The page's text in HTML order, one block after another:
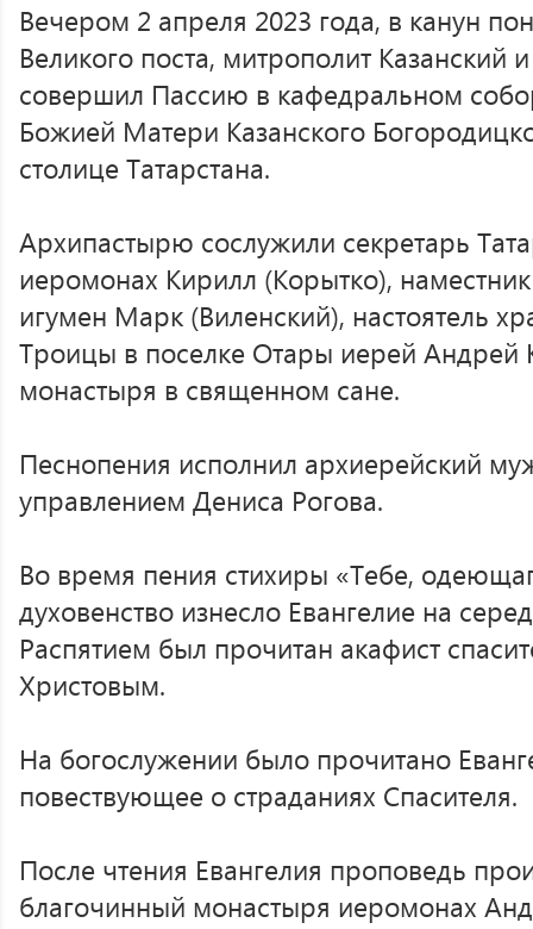
Вечером 2 апреля 2023 года, в канун
Великого поста, митрополит Казанский
совершил Пассию в кафедральном
Божией Матери Казанского
столице Татарстана.
Архипастырю сослужили секретарь
иеромонах Кирилл (Корытко),
игумен Марк (Виленский), настоятель
Троицы в поселке Отары иерей Андрей
монастыря в священном сане.
Песнопения исполнил архиерейский
управлением Дениса Рогова.
Во время пения стихиры «Тебе,
духовенство изнесло Евангелие на
Распятием был прочитан акафист
Христовым.
На богослужении было прочитано
повествующее о страданиях Спасителя.
После чтения Евангелия проповедь
благочинный монастыря иеромонах